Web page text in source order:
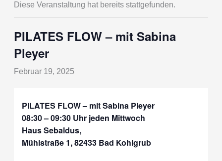
Diese Veranstaltung hat bereits stattgefunden.
PILATES FLOW – mit Sabina
Pleyer
Februar 19, 2025
PILATES FLOW – mit Sabina Pleyer
08:30 – 09:30 Uhr jeden Mittwoch
Haus Sebaldus,
Mühlstraße 1, 82433 Bad Kohlgrub